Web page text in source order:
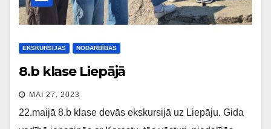
EKSKURSIJAS NODARBĪBAS
8.b klase Liepājā
MAI 27, 2023
22.maijā 8.b klase devās ekskursijā uz Liepāju. Gida